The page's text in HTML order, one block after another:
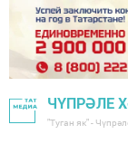
ЧҮПРӘЛЕ
"Туган як" -